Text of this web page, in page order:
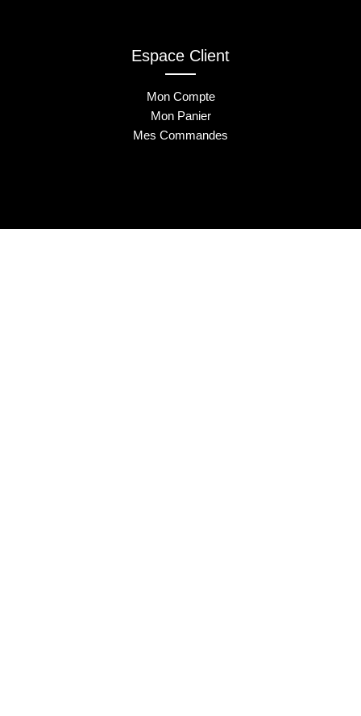
Espace Client
Mon Compte
Mon Panier
Mes Commandes